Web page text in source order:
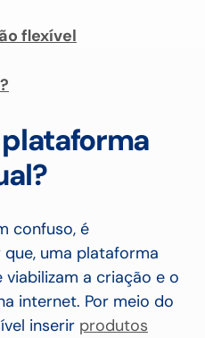
flexível
confuso, é
uma plataforma
a criação e o
internet. Por meio do
inserir produtos